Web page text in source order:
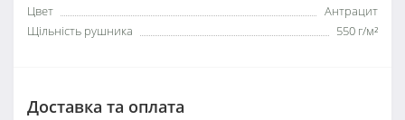
Цвет
Антрацит
Щільність рушника
550 г/м²
Доставка та оплата